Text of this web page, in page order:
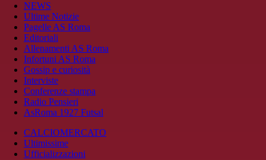
NEWS
Ultime Notizie
Pagelle AS Roma
Editoriali
Allenamenti AS Roma
Infortuni AS Roma
Gossip e curiosità
Interviste
Conferenze stampa
Radio Pensieri
AsRoma 1927 Futsal
CALCIOMERCATO
Ultimissime
Ufficializzazioni